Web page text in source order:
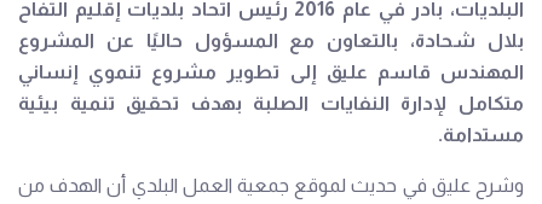
البلديات، بادر في عام 2016 رئيس اتحاد بلديات إقليم التفاح
بلال شحادة، بالتعاون مع المسؤول حاليًا عن المشروع
المهندس قاسم عليق إلى تطوير مشروع تنموي إنساني
متكامل لإدارة النفايات الصلبة بهدف تحقيق تنمية بيئية
مستدامة.
وشرح عليق في حديث لموقع جمعية العمل البلدي أن الهدف من